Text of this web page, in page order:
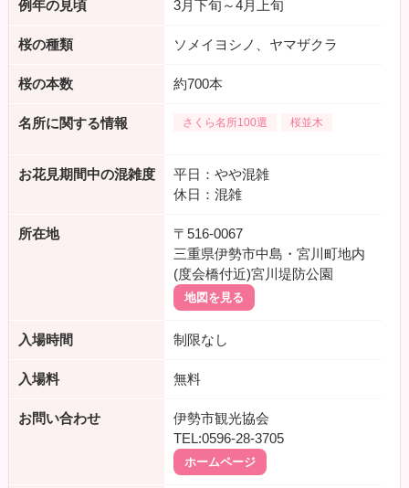
例年の見頃 3月下旬～4月上旬
桜の種類 ソメイヨシノ、ヤマザクラ
桜の本数 約700本
名所に関する情報 さくら名所100選 桜並木
お花見期間中の混雑度
平日：やや混雑
休日：混雑
所在地
〒516-0067
三重県伊勢市中島・宮川町地内
(度会橋付近)宮川堤防公園
地図を見る
入場時間 制限なし
入場料 無料
お問い合わせ
伊勢市観光協会
TEL:0596-28-3705
ホームページ